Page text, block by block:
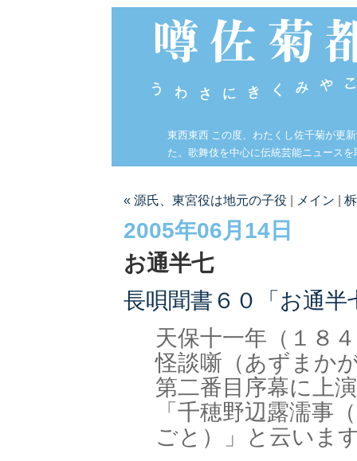
東西東西 この度、わたくし佐千菊が更
た。歌舞伎を中心に伝統芸能ニュース
« 源氏、東宮役は地元の子役 メイン
2005年06月14日
お通半七
長唄聞書６０「お通半
天保十一年（１８
怪談噺（あずまか
第二番目序幕に上
「千穂野辺露濡事
ごと）」と云いま